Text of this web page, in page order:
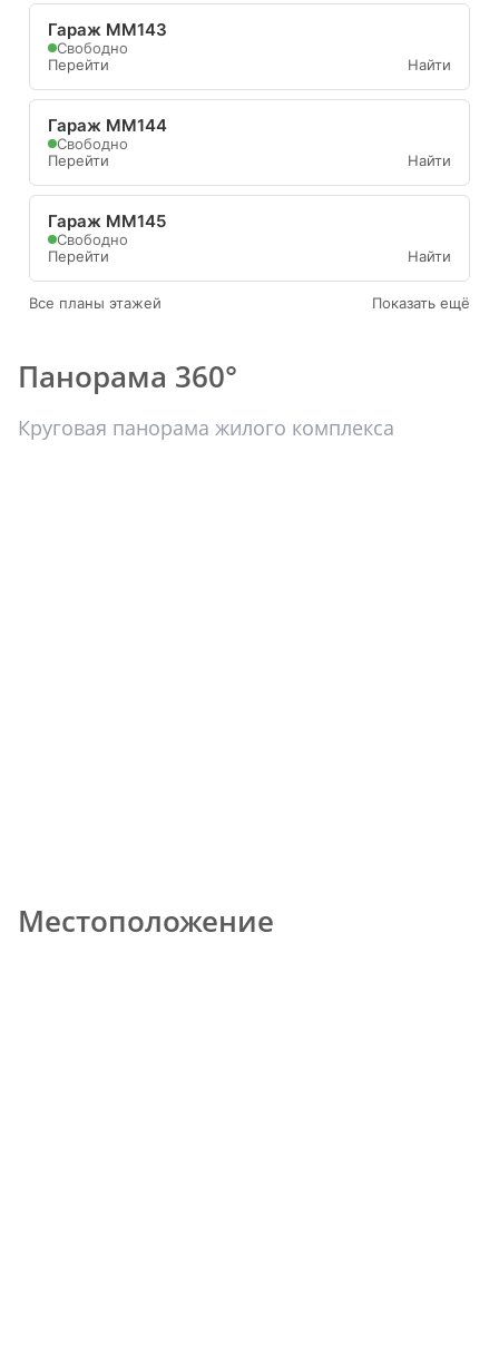
Гараж ММ143
Свободно
Перейти
Найти
Гараж ММ144
Свободно
Перейти
Найти
Гараж ММ145
Свободно
Перейти
Найти
Все планы этажей Показать ещё
Панорама 360°
Круговая панорама жилого комплекса
Местоположение